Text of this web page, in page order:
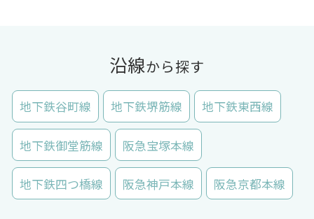
沿線から探す
地下鉄谷町線 地下鉄堺筋線 地下鉄東西線
地下鉄御堂筋線 阪急宝塚本線
地下鉄四つ橋線 阪急神戸本線 阪急京都本線